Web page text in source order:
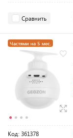
Сравнить
Частями на 5 мес.
Код: 361378